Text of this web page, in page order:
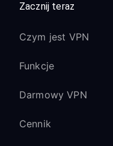
Zacznij teraz
Czym jest VPN
Funkcje
Darmowy VPN
Cennik